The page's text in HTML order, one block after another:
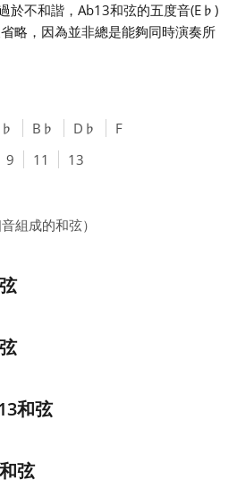
於不和諧，Ab13和弦的五度音(E ♭ )
略，因為並非總是能夠同時演奏所
♭ B ♭ D ♭ F
9 11 13
組成的和弦）
和弦
弦